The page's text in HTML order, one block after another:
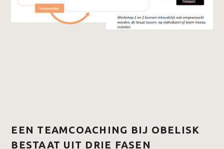
EEN TEAMCOACHING BIJ OBELISK
BESTAAT UIT DRIE FASEN